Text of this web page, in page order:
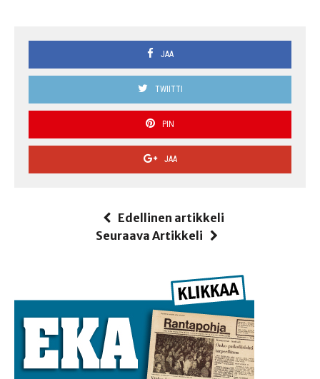
JAA
TWIITTI
PIN
JAA
Edellinen artikkeli
Seuraava Artikkeli